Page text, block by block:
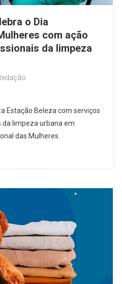
o Dia
com ação
da limpeza
Estação Beleza com serviços
limpeza urbana em
das Mulheres.